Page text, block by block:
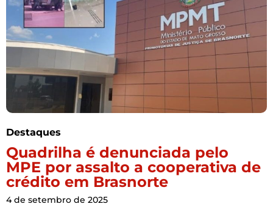
Destaques
Quadrilha é denunciada pelo
MPE por assalto a cooperativa de
crédito em Brasnorte
4 de setembro de 2025